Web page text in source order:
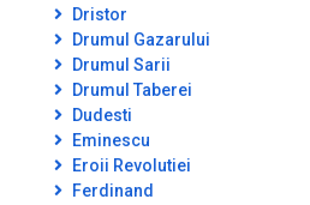
Dristor
Drumul Gazarului
Drumul Sarii
Drumul Taberei
Dudesti
Eminescu
Eroii Revolutiei
Ferdinand